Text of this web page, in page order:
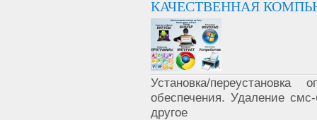
КАЧЕСТВЕННАЯ
Установка/
обеспечения. Удаление
другое